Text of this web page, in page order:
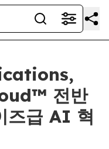
전반
즈급 AI 혁